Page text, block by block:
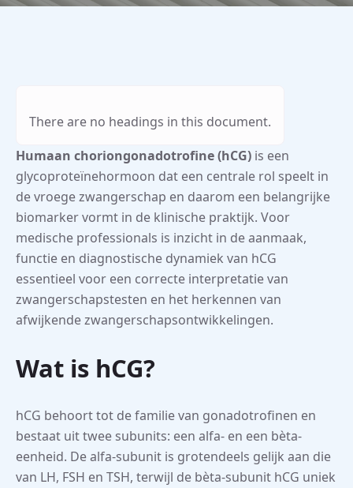
Humaan choriongonadotrofine (hCG) is een
glycoproteïnehormoon dat een centrale rol speelt in
de vroege zwangerschap en daarom een belangrijke
biomarker vormt in de klinische praktijk. Voor
medische professionals is inzicht in de aanmaak,
functie en diagnostische dynamiek van hCG
essentieel voor een correcte interpretatie van
zwangerschapstesten en het herkennen van
afwijkende zwangerschapsontwikkelingen.
Wat is hCG?
hCG behoort tot de familie van gonadotrofinen en
bestaat uit twee subunits: een alfa- en een bèta-
eenheid. De alfa-subunit is grotendeels gelijk aan die
van LH, FSH en TSH, terwijl de bèta-subunit hCG uniek
There are no headings in this document.